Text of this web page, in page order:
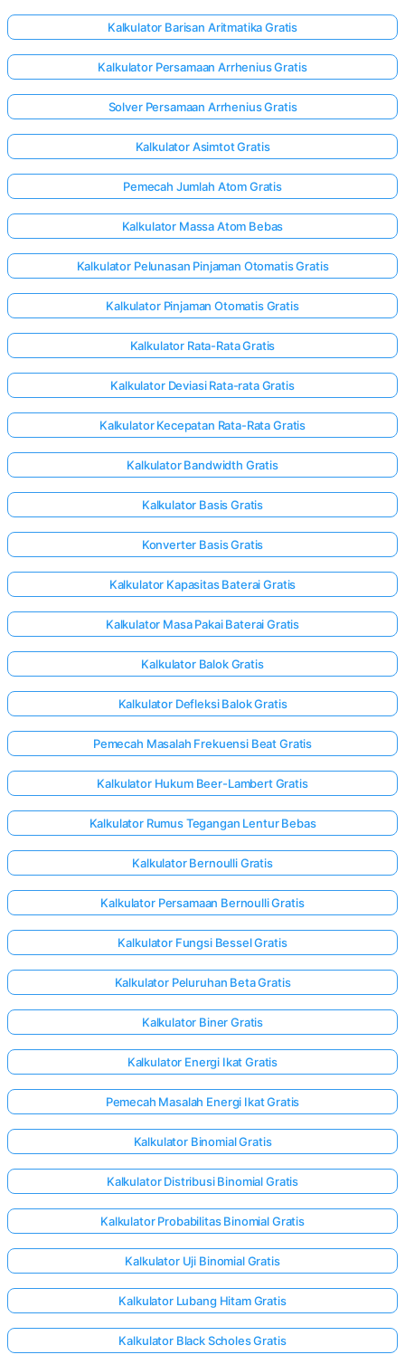
Ada
Ajukan
Anda
Kalkulator Barisan Aritmatika Gratis
Kalkulator Persamaan Arrhenius Gratis
Solver Persamaan Arrhenius Gratis
Kalkulator Asimtot Gratis
Pemecah Jumlah Atom Gratis
Kalkulator Massa Atom Bebas
Kalkulator Pelunasan Pinjaman Otomatis Gratis
Kalkulator Pinjaman Otomatis Gratis
Kalkulator Rata-Rata Gratis
Kalkulator Deviasi Rata-rata Gratis
Kalkulator Kecepatan Rata-Rata Gratis
Kalkulator Bandwidth Gratis
Kalkulator Basis Gratis
Konverter Basis Gratis
Kalkulator Kapasitas Baterai Gratis
Kalkulator Masa Pakai Baterai Gratis
Kalkulator Balok Gratis
Kalkulator Defleksi Balok Gratis
Pemecah Masalah Frekuensi Beat Gratis
Kalkulator Hukum Beer-Lambert Gratis
Kalkulator Rumus Tegangan Lentur Bebas
Kalkulator Bernoulli Gratis
Kalkulator Persamaan Bernoulli Gratis
Kalkulator Fungsi Bessel Gratis
Kalkulator Peluruhan Beta Gratis
Kalkulator Biner Gratis
Kalkulator Energi Ikat Gratis
Pemecah Masalah Energi Ikat Gratis
Kalkulator Binomial Gratis
Kalkulator Distribusi Binomial Gratis
Kalkulator Probabilitas Binomial Gratis
Kalkulator Uji Binomial Gratis
Kalkulator Lubang Hitam Gratis
Kalkulator Black Scholes Gratis